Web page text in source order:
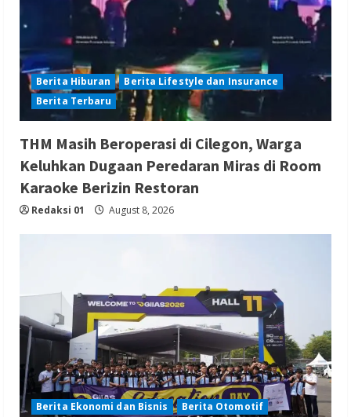
Berita Hiburan
Berita Lifestyle dan Insurance
Berita Terbaru
THM Masih Beroperasi di Cilegon, Warga
Keluhkan Dugaan Peredaran Miras di Room
Karaoke Berizin Restoran
Redaksi 01 August 8, 2026
Berita Ekonomi dan Bisnis
Berita Otomotif